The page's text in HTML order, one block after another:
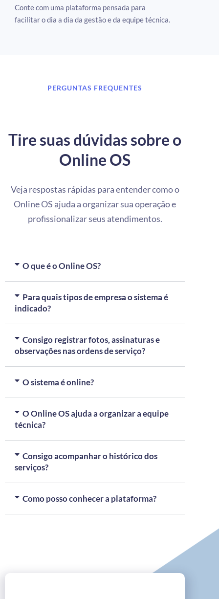
Conte com uma plataforma pensada para
facilitar o dia a dia da gestão e da equipe técnica.
PERGUNTAS FREQUENTES
Tire suas dúvidas sobre o
Online OS
Veja respostas rápidas para entender como o
Online OS ajuda a organizar sua operação e
profissionalizar seus atendimentos.
O que é o Online OS?
Para quais tipos de empresa o sistema é
indicado?
Consigo registrar fotos, assinaturas e
observações nas ordens de serviço?
O sistema é online?
O Online OS ajuda a organizar a equipe
técnica?
Consigo acompanhar o histórico dos
serviços?
Como posso conhecer a plataforma?